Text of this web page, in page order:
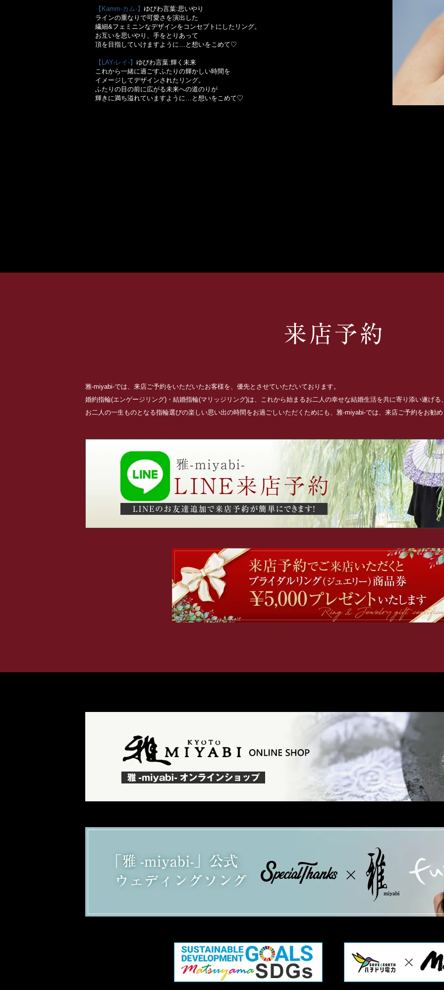
【Kamm-カム-】 ゆびわ言葉:思いやり
ラインの重なりで可愛さを演出した
繊細&フェミニンなデザインをコンセプトにしたリング。
お互いを思いやり、手をとりあって
頂を目指していけますように…と想いをこめて♡
【LAY-レイ-】 ゆびわ言葉:輝く未来
これから一緒に過ごすふたりの輝かしい時間を
イメージしてデザインされたリング。
ふたりの目の前に広がる未来への道のりが
輝きに満ち溢れていますように…と想いをこめて♡
雅-miyabi-では、来店ご予約をいただいたお客様を、優先とさせていただいております。
婚約指輪(エンゲージリング)・結婚指輪(マリッジリング)は、これから始まるお二人の幸せな結婚生活を共に寄り添い遂げ
お二人の一生ものとなる指輪選びの楽しい思い出の時間をお過ごしいただくためにも、雅-miyabi-では、来店ご予約をお勧